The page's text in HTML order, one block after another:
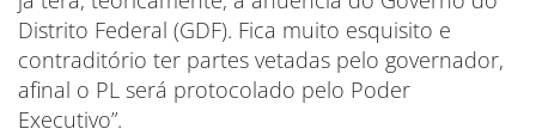
Distrito Federal (GDF). Fica muito esquisito e
contraditório ter partes vetadas pelo governador,
afinal o PL será protocolado pelo Poder
Executivo”.